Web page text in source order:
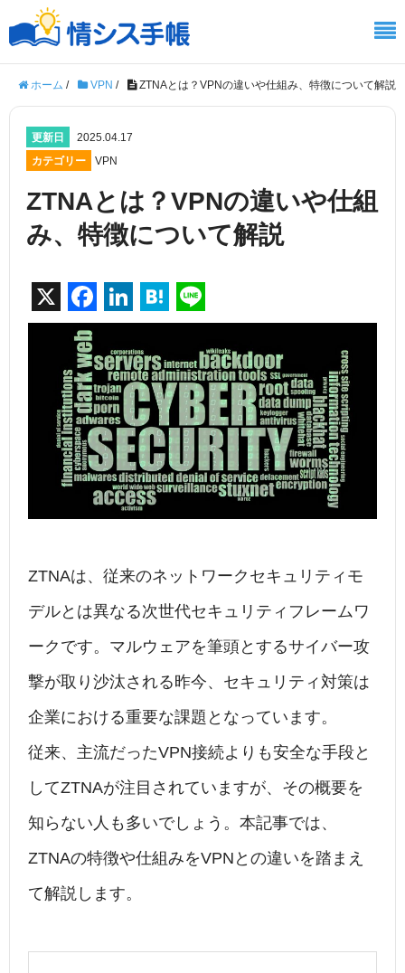
ホーム / VPN / ZTNAとは？VPNの違いや仕組み、特徴について解説
更新日
2025.04.17
カテゴリー
VPN
ZTNAとは？VPNの違いや仕組
み、特徴について解説
X
F
a
c
e
b
o
o
k
Li
n
k
e
dI
n
H
at
e
n
a
n
e
ZTNAは、従来のネットワークセキュリティモ
デルとは異なる次世代セキュリティフレームワ
ークです。マルウェアを筆頭とするサイバー攻
撃が取り沙汰される昨今、セキュリティ対策は
企業における重要な課題となっています。
従来、主流だったVPN接続よりも安全な手段と
してZTNAが注目されていますが、その概要を
知らない人も多いでしょう。本記事では、
ZTNAの特徴や仕組みをVPNとの違いを踏まえ
て解説します。